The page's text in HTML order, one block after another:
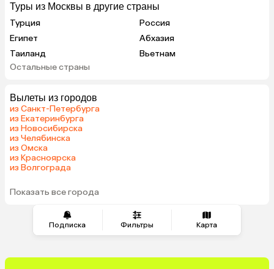
Подписка Фильтры Карта
Туры из Москвы в другие страны
Турция
Россия
Египет
Абхазия
Таиланд
Вьетнам
ОАЭ
Сейшелы
Маврикий
Кипр
Марокко
Гонконг
Куба
Остальные страны
Вылеты из городов
из Санкт-Петербурга
из Екатеринбурга
из Новосибирска
из Челябинска
из Омска
из Красноярска
из Волгограда
Показать все города